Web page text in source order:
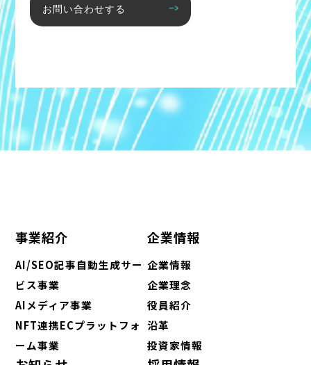
お問い合わせする
事業紹介
AI/SEO記事自動生成サー
ビス事業
AIメディア事業
NFT連携ECプラットフォ
ーム事業
企業情報
企業情報
企業理念
役員紹介
沿革
投資家情報